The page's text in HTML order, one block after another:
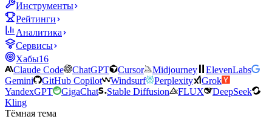
Инструменты
Рейтинги
Аналитика
Сервисы
Хабы16
Claude Code
ChatGPT Cursor Midjourney
ElevenLabs
Gemini
GitHub Copilot Windsurf Perplexity
Grok
YandexGPT
GigaChat Stable Diffusion FLUX
DeepSeek
Kling
Тёмная тема